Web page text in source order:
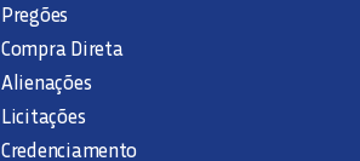
Pregões
Compra Direta
Alienações
Licitações
Credenciamento